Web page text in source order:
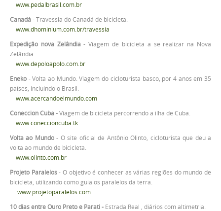
www.pedalbrasil.com.br
Canadá- Travessia do Canadá de bicicleta.
www.dhominium.com.br/travessia
Expedição nova Zelândia- Viagem de bicicleta a se realizar na Nova
Zelândia
www.depoloapolo.com.br
Eneko - Volta ao Mundo. Viagem do cicloturista basco, por 4 anos em 35
países, incluindo o Brasil.
www.acercandoelmundo.com
Coneccion Cuba -Viagem de bicicleta percorrendo a ilha de Cuba.
www.coneccioncuba.tk
Volta ao Mundo- O site oficial de Antônio Olinto, cicloturista que deu a
volta ao mundo de bicicleta.
www.olinto.com.br
Projeto Paralelos- O objetivo é conhecer as várias regiões do mundo de
bicicleta, utilizando como guia os paralelos da terra.
www.projetoparalelos.com
10 dias entre Ouro Preto e Parati - Estrada Real , diários com altimetria.